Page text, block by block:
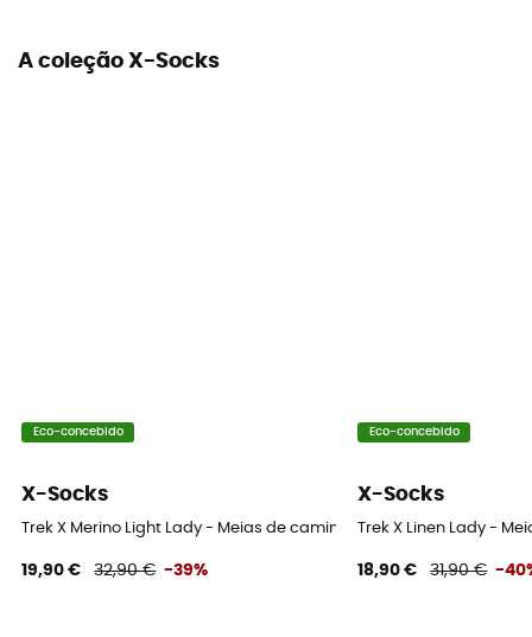
A coleção X-Socks
Eco-concebido
X-Socks
Trek X Merino Light Lady - Meias de caminhada mulher
19,90 € 32,90 € -39%
Eco-concebido
X-Socks
Trek X Linen Lady -
18,90 € 31,90 € -